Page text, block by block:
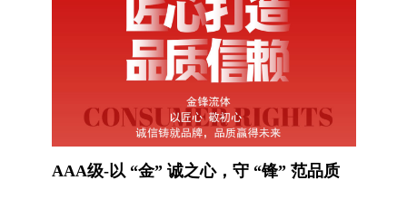
AAA级-以 “金” 诚之心，守 “锋” 范品质